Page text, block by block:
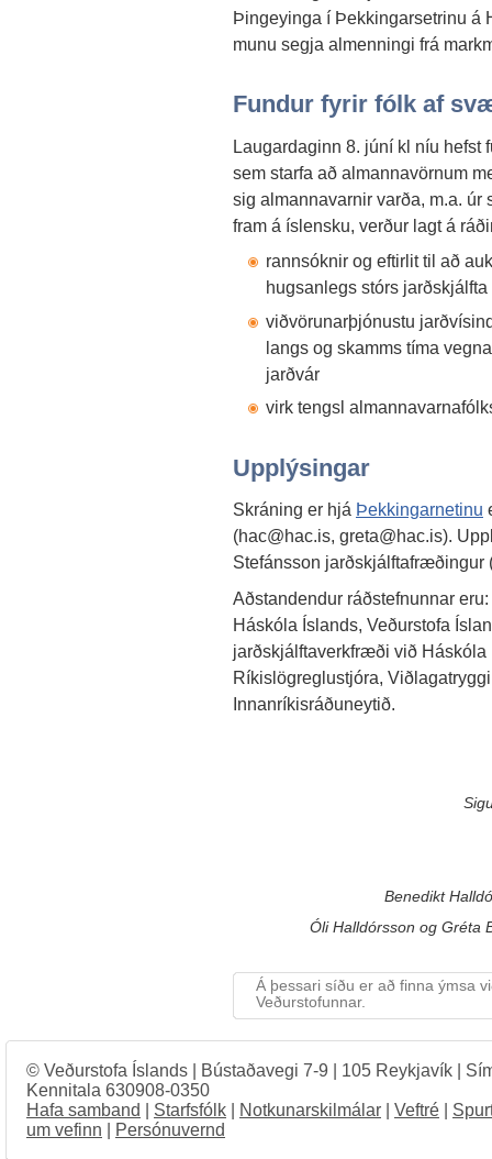
Þingeyinga í Þekkingarsetrinu á
munu segja almenningi frá
Fundur fyrir fólk af
Laugardaginn 8. júní kl níu hefst
sem starfa að almannavörnum
sig almannavarnir varða, m.a. úr
fram á íslensku, verður lagt á
rannsóknir og eftirlit til að
hugsanlegs stórs
viðvörunarþjónustu
langs og skamms tíma
jarðvár
virk tengsl
Upplýsingar
Skráning er hjá Þekkingarnetinu
(hac@hac.is, greta@hac.is).
Stefánsson jarðskjálftafræðingur
Aðstandendur ráðstefnunnar
Háskóla Íslands, Veðurstofa
jarðskjálftaverkfræði við
Ríkislögreglustjóra,
Innanríkisráðuneytið.
Benedikt
Óli Halldórsson og Gréta
Á þessari síðu er að finna ýmsa
Veðurstofunnar.
© Veðurstofa Íslands | Bústaðavegi 7-9 | 105 Reykjavík |
Kennitala 630908-0350
Hafa samband
Starfsfólk Notkunarskilmálar Veftré
um vefinn
Persónuvernd